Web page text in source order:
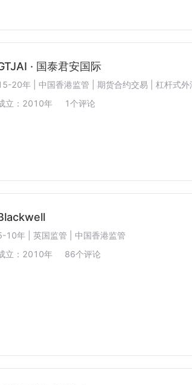
· 国泰君安国际
20年 | 中国香港监管 | 期货合约交易 | 杠杆式外
立： 2010年 1个评论
10年 | 英国监管 | 中国香港监管
立： 2010年 86个评论